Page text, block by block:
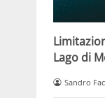
Lago di
Sandro